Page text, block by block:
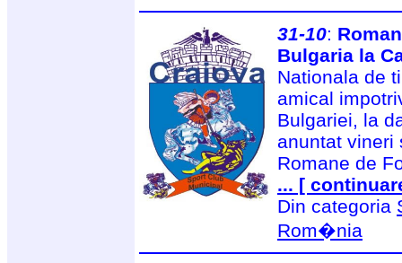
31-10:
Bulgaria la
Nationala de
amical
Bulgariei, la
anuntat vineri
Romane de
... [
Din categoria
Rom�nia